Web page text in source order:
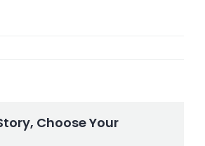
Choose Your